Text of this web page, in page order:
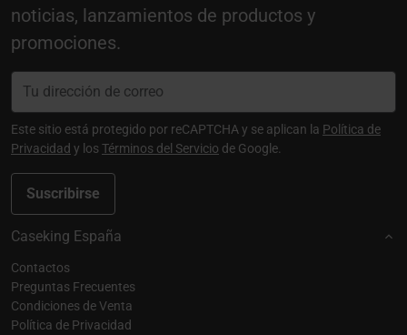
noticias, lanzamientos de productos y
promociones.
Suscribirse
Este sitio está protegido por reCAPTCHA y se aplican la Política de
Privacidad y losTérminos del Servicio de Google.
Caseking España
Contactos
Preguntas Frecuentes
Condiciones de Venta
Política de Privacidad